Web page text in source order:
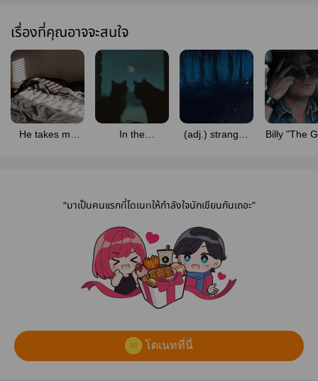
เรื่องที่คุณอาจจะสนใจ
He takes me
In the
Billy & Vamp!
Harringrove)
(adj.) strange |
Billy "The
“มาเป็นคนแรกที่โดเนทให้กำลังใจนักเขียนกันเถอะ”
โดเนทที่นี่